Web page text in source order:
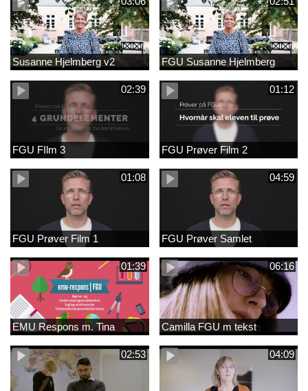
Susanne Hjelmberg v2 FGU Susanne Hjelmberg
02:39
FGU FIlm 3
01:12
FGU Prøver Film 2
01:08
FGU Prøver Film 1
04:59
FGU Prøver Samlet
01:39
EMU Respons m. Tina
06:16
Camilla FGU m tekst
02:53 04:09